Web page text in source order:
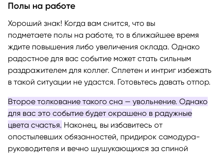
Полы на работе
Хороший знак! Когда вам снится, что вы
подметаете полы на работе, то в ближайшее время
ждите повышения либо увеличения оклада. Однако
радостное для вас событие может стать сильным
раздражителем для коллег. Сплетен и интриг избежать
в такой ситуации не удастся. Готовьтесь давать отпор.
Второе толкование такого сна — увольнение. Однако
для вас это событие будет окрашено в радужные
цвета счастья. Наконец, вы избавитесь от
опостылевших обязанностей, придирок самодура-
руководителя и вечно шушукающихся за спиной